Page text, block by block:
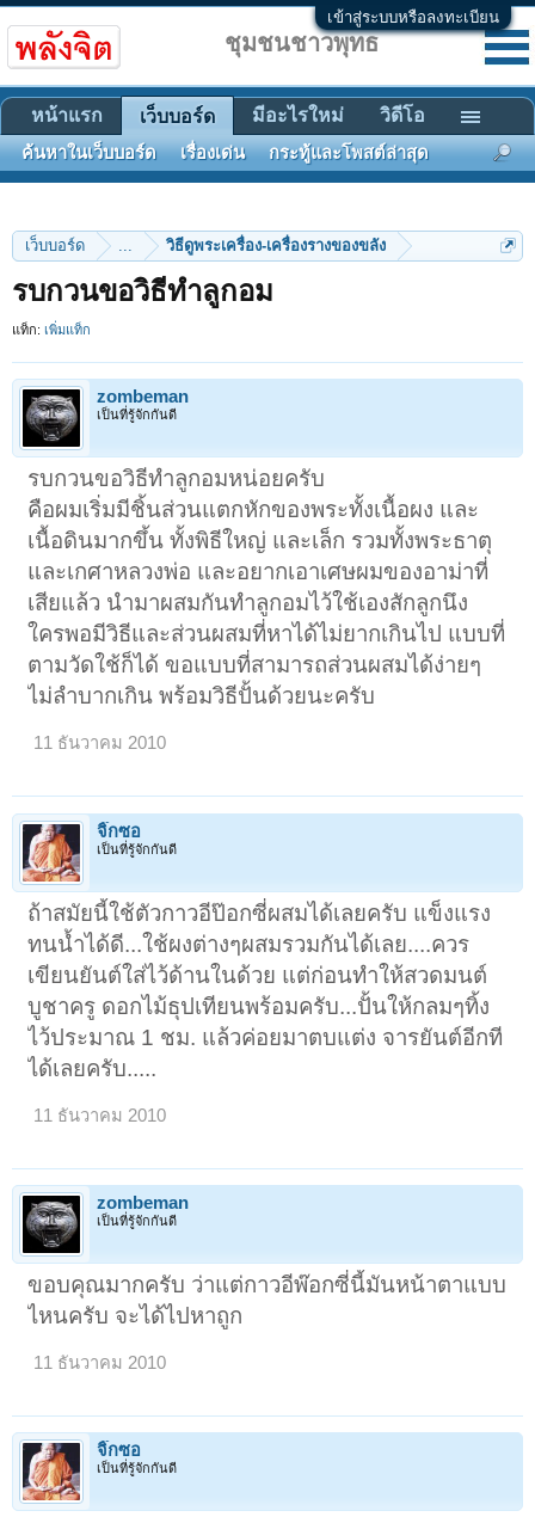
เข้าสู่ระบบหรือลงทะเบียน
เว็บบอร์ด ... วิธีดูพระเครื่อง-เครื่องรางของขลัง
รบกวนขอวิธีทำลูกอม
แท็ก: เพิ่มแท็ก
zombeman
เป็นที่รู้จักกันดี
รบกวนขอวิธีทำลูกอมหน่อยครับ
คือผมเริ่มมีชิ้นส่วนแตกหักของพระทั้งเนื้อผง และ
เนื้อดินมากขึ้น ทั้งพิธีใหญ่ และเล็ก รวมทั้งพระธาตุ
และเกศาหลวงพ่อ และอยากเอาเศษผมของอาม่าที่
เสียแล้ว นำมาผสมกันทำลูกอมไว้ใช้เองสักลูกนึง
ใครพอมีวิธีและส่วนผสมที่หาได้ไม่ยากเกินไป แบบที่
ตามวัดใช้ก็ได้ ขอแบบที่สามารถส่วนผสมได้ง่ายๆ
ไม่ลำบากเกิน พร้อมวิธีปั้นด้วยนะครับ
11 ธันวาคม 2010
จิ๊กซอ
เป็นที่รู้จักกันดี
ถ้าสมัยนี้ใช้ตัวกาวอีป๊อกซี่ผสมได้เลยครับ แข็งแรง
ทนน้ำได้ดี...ใช้ผงต่างๆผสมรวมกันได้เลย....ควร
เขียนยันต์ใส่ไว้ด้านในด้วย แต่ก่อนทำให้สวดมนต์
บูชาครู ดอกไม้ธุปเทียนพร้อมครับ...ปั้นให้กลมๆทิ้ง
ไว้ประมาณ 1 ชม. แล้วค่อยมาตบแต่ง จารยันต์อีกที
ได้เลยครับ.....
11 ธันวาคม 2010
zombeman
เป็นที่รู้จักกันดี
ขอบคุณมากครับ ว่าแต่กาวอีพ๊อกซี่นี้มันหน้าตาแบบ
ไหนครับ จะได้ไปหาถูก
11 ธันวาคม 2010
จิ๊กซอ
เป็นที่รู้จักกันดี
ชุมชนชาวพุทธ
หน้าแรก เว็บบอร์ด
ค้นหาในเว็บบอร์ด เรื่องเด่น กระทู้และโพสต์ล่าสุด
มีอะไรใหม่ วิดีโอ